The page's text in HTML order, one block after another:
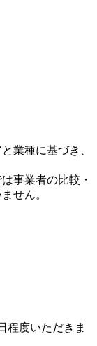
業種に基づき、
事業者の比較・
せん。
程度いただきま